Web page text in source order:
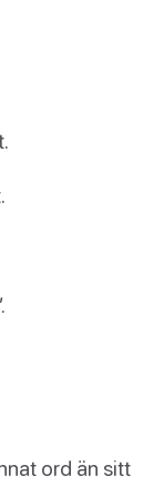
ord än sitt